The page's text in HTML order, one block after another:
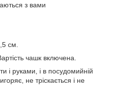
з вами
см.
чашк включена.
і руками, і в посудомийній
не тріскається і не